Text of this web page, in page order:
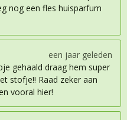
nog een fles huisparfum
een jaar geleden
gehaald draag hem super
stofje!! Raad zeker aan
vooral hier!